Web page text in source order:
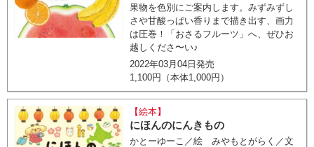
果物を色別にご案内します。みずみずし
さや甘酸っぱい香りまで描き出す、画力
は圧巻！「おさるフルーツ」へ、ぜひお
越しくださ〜い♪
2022年03月04日発売
1,100円（本体1,000円）
【絵本】
にほんのにんきもの
かとーゆーこ／絵 みやもとがらく／文